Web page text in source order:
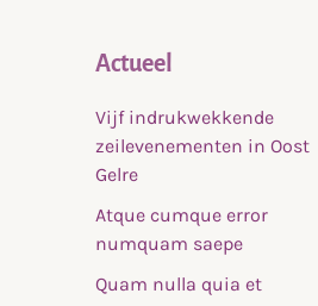
Actueel
Vijf indrukwekkende
zeilevenementen in Oost
Gelre
Atque cumque error
numquam saepe
Quam nulla quia et